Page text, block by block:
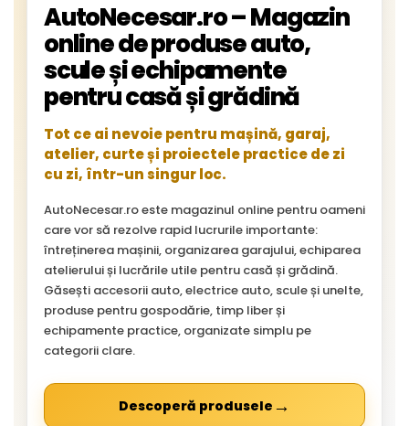
AutoNecesar.ro – Magazin
online de produse auto,
scule și echipamente
pentru casă și grădină
Tot ce ai nevoie pentru mașină, garaj,
atelier, curte și proiectele practice de zi
cu zi, într-un singur loc.
AutoNecesar.ro este magazinul online pentru oameni
care vor să rezolve rapid lucrurile importante:
întreținerea mașinii, organizarea garajului, echiparea
atelierului și lucrările utile pentru casă și grădină.
Găsești accesorii auto, electrice auto, scule și unelte,
produse pentru gospodărie, timp liber și
echipamente practice, organizate simplu pe
categorii clare.
Descoperă produsele →